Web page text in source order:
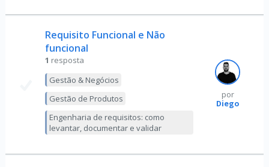
Requisito Funcional e Não
funcional
1 resposta
Gestão & Negócios
Gestão de Produtos
Engenharia de requisitos: como
levantar, documentar e validar
por
Diego